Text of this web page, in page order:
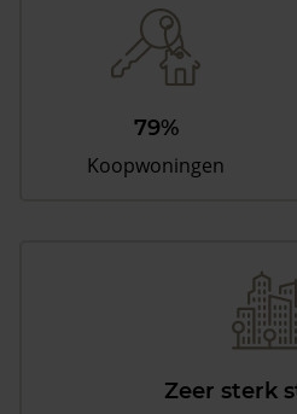
79%
Koopwoningen
Zeer sterk